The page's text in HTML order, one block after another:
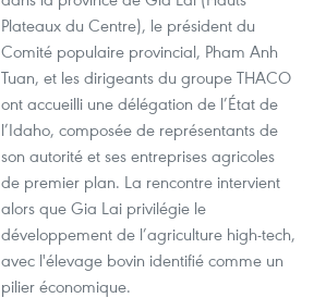
Plateaux du Centre), le président du
Comité populaire provincial, Pham Anh
Tuan, et les dirigeants du groupe THACO
ont accueilli une délégation de l’État de
l’Idaho, composée de représentants de
son autorité et ses entreprises agricoles
de premier plan. La rencontre intervient
alors que Gia Lai privilégie le
développement de l’agriculture high-tech,
avec l'élevage bovin identifié comme un
pilier économique.